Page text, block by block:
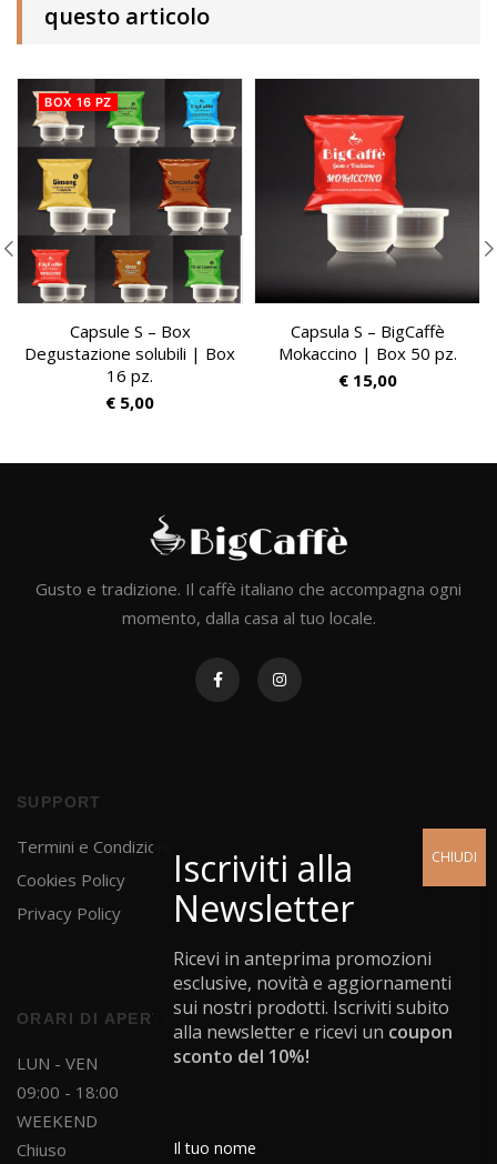
questo articolo
BOX 16 PZ
Capsule S – Box
Degustazione solubili | Box
16 pz.
€ 5,00
Capsula S – BigCaffè
Mokaccino | Box 50 pz.
€15,00
Gusto e tradizione. Il caffè italiano che accompagna ogni
momento, dalla casa al tuo locale.
SUPPORT
Termini e Condizioni
Cookies Policy
Privacy Policy
ORARI DI APERTURA
LUN - VEN
09:00 - 18:00
WEEKEND
Chiuso
Ricevi in anteprima promozioni
esclusive, novità e aggiornamenti
sui nostri prodotti. Iscriviti subito
alla newsletter e ricevi un coupon
sconto del 10%!